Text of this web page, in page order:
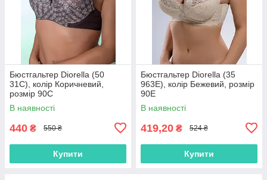
Бюстгальтер Diorella (50
31C), колір Коричневий,
розмір 90C
В наявності
440 ₴ 550 ₴
Купити
Бюстгальтер Diorella (35
963E), колір Бежевий, розмір
90E
В наявності
419,20 ₴ 524 ₴
Купити